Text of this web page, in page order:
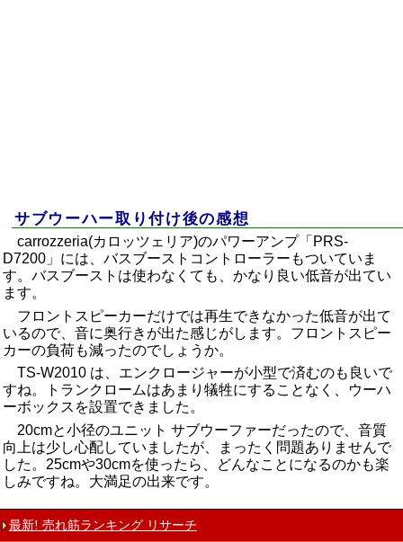
サブウーハー取り付け後の感想
carrozzeria(カロッツェリア)のパワーアンプ「PRS-
D7200」には、バスブーストコントローラーもついていま
す。バスブーストは使わなくても、かなり良い低音が出てい
ます。
フロントスピーカーだけでは再生できなかった低音が出て
いるので、音に奥行きが出た感じがします。フロントスピー
カーの負荷も減ったのでしょうか。
TS-W2010 は、エンクロージャーが小型で済むのも良いで
すね。トランクロームはあまり犠牲にすることなく、ウーハ
ーボックスを設置できました。
20cmと小径のユニット サブウーファーだったので、音質
向上は少し心配していましたが、まったく問題ありませんで
した。25cmや30cmを使ったら、どんなことになるのかも楽
しみですね。大満足の出来です。
最新! 売れ筋ランキング リサーチ